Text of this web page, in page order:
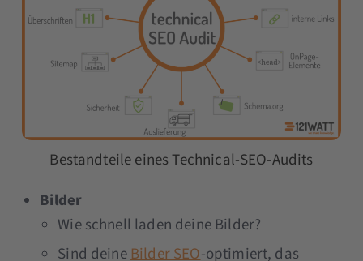
Bestandteile eines Technical-SEO-Audits
Bilder
Wie schnell laden deine Bilder?
Sind deineBilder SEO-optimiert, das